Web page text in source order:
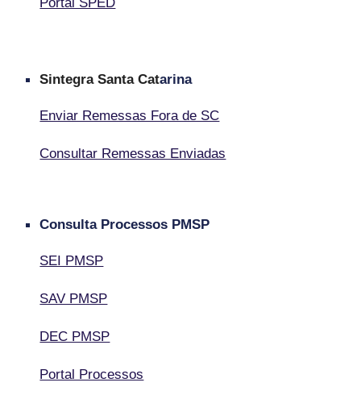
Sintegra Santa Catarina
Enviar Remessas Fora de SC
Consultar Remessas Enviadas
Consulta Processos PMSP
SEI PMSP
SAV PMSP
DEC PMSP
Portal Processos